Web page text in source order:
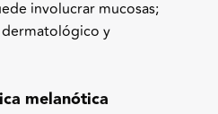
involucrar mucosas;
y
melanótica